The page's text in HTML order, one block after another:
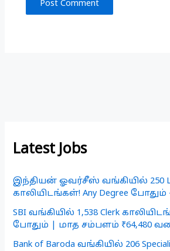
Latest Jobs
இந்தியன் ஓவர்சீஸ் வங்கியில் 250
காலியிடங்கள்! Any Degree போதும்
SBI வங்கியில் 1,538 Clerk
போதும் | மாத சம்பளம் ₹64,480
Bank of Baroda வங்கியில் 206